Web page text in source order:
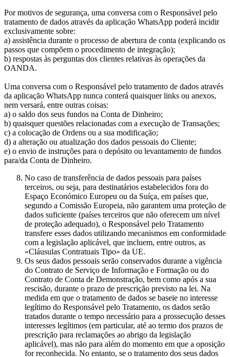
Por motivos de segurança, uma conversa com o Responsável pelo
tratamento de dados através da aplicação WhatsApp poderá incidir
exclusivamente sobre:
a) assistência durante o processo de abertura de conta (explicando os
passos que compõem o procedimento de integração);
b) respostas às perguntas dos clientes relativas às operações da
OANDA.
Uma conversa com o Responsável pelo tratamento de dados através
da aplicação WhatsApp nunca conterá quaisquer links ou anexos,
nem versará, entre outras coisas:
a) o saldo dos seus fundos na Conta de Dinheiro;
b) quaisquer questões relacionadas com a execução de Transações;
c) a colocação de Ordens ou a sua modificação;
d) a alteração ou atualização dos dados pessoais do Cliente;
e) o envio de instruções para o depósito ou levantamento de fundos
para/da Conta de Dinheiro.
No caso de transferência de dados pessoais para países
terceiros, ou seja, para destinatários estabelecidos fora do
Espaço Económico Europeu ou da Suíça, em países que,
segundo a Comissão Europeia, não garantem uma proteção de
dados suficiente (países terceiros que não oferecem um nível
de proteção adequado), o Responsável pelo Tratamento
transfere esses dados utilizando mecanismos em conformidade
com a legislação aplicável, que incluem, entre outros, as
«Cláusulas Contratuais Tipo» da UE.
Os seus dados pessoais serão conservados durante a vigência
do Contrato de Serviço de Informação e Formação ou do
Contrato de Conta de Demonstração, bem como após a sua
rescisão, durante o prazo de prescrição previsto na lei. Na
medida em que o tratamento de dados se baseie no interesse
legítimo do Responsável pelo Tratamento, os dados serão
tratados durante o tempo necessário para a prossecução desses
interesses legítimos (em particular, até ao termo dos prazos de
prescrição para reclamações ao abrigo da legislação
aplicável), mas não para além do momento em que a oposição
for reconhecida. No entanto, se o tratamento dos seus dados